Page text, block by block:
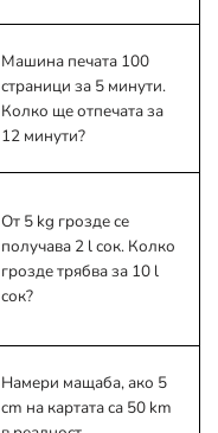
Машина печата 100
страници за 5 минути.
Колко ще отпечата за
12 минути?
От 5 kg грозде се
получава 2 l сок. Колко
грозде трябва за 10 l
сок?
Намери мащаба, ако 5
cm на картата са 50 km